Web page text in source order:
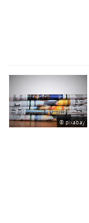
© pixabay